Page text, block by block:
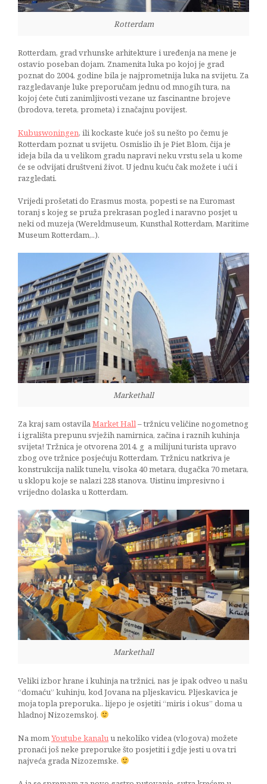
Rotterdam
Rotterdam, grad vrhunske arhitekture i uređenja na mene je
ostavio poseban dojam. Znamenita luka po kojoj je grad
poznat do 2004. godine bila je najprometnija luka na svijetu. Za
razgledavanje luke preporučam jednu od mnogih tura, na
kojoj ćete čuti zanimljivosti vezane uz fascinantne brojeve
(brodova, tereta, prometa) i značajnu povijest.
Kubuswoningen, ili kockaste kuće još su nešto po čemu je
Rotterdam poznat u svijetu. Osmislio ih je Piet Blom, čija je
ideja bila da u velikom gradu napravi neku vrstu sela u kome
će se odvijati društveni život. U jednu kuću čak možete i ući i
razgledati.
Vrijedi prošetati do Erasmus mosta, popesti se na Euromast
toranj s kojeg se pruža prekrasan pogled i naravno posjet u
neki od muzeja (Wereldmuseum, Kunsthal Rotterdam, Maritime
Museum Rotterdam,..).
Markethall
Za kraj sam ostavilaMarket Hall– tržnicu veličine nogometnog
i igrališta prepunu svježih namirnica, začina i raznih kuhinja
svijeta! Tržnica je otvorena 2014. g a milijuni turista upravo
zbog ove tržnice posjećuju Rotterdam. Tržnicu natkriva je
konstrukcija nalik tunelu, visoka 40 metara, dugačka 70 metara,
u sklopu koje se nalazi 228 stanova. Uistinu impresivno i
vrijedno dolaska u Rotterdam.
Markethall
Veliki izbor hrane i kuhinja na tržnici, nas je ipak odveo u našu
“domaću” kuhinju, kod Jovana na pljeskavicu. Pljeskavica je
moja topla preporuka.. lijepo je osjetiti “miris i okus” doma u
hladnoj Nizozemskoj.
Na momYoutube kanaluu nekoliko videa (vlogova) možete
pronaći još neke preporuke što posjetiti i gdje jesti u ova tri
najveća grada Nizozemske.